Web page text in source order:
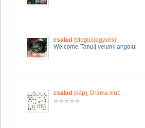
csalad (blogbejegyzés)
Welcome-Tanulj velunk angolul
csalad (kép), Dráma klub